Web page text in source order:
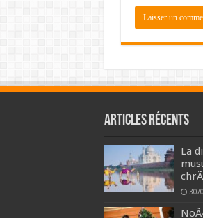
Articles récents
La
30/